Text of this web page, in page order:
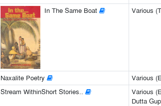
In The Same Boat Various
Naxalite Poetry Various
Stream WithinShort Stories..
Various
Dutta